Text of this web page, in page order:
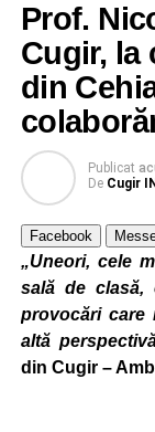
Cadrele
„Sustainability
Eco-Lifestyles”
for Educators:
ChatGPT,
Based
programe care
educația
tehnologiilor
de predare-
Prof.
Cugir, la
din
Publicat
De Cugir
Facebook
„Uneori, cele
sală de clasă,
provocări care
altă
din Cugir –